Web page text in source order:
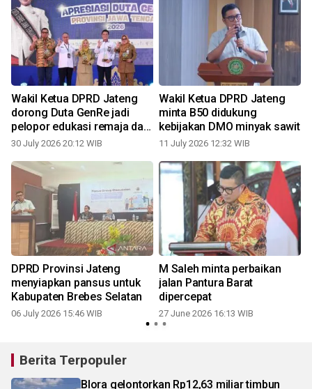
Wakil Ketua DPRD Jateng
dorong Duta GenRe jadi
pelopor edukasi remaja dan
agen pembangunan
30 July 2026 20:12 WIB
Wakil Ketua DPRD Jateng
minta B50 didukung
kebijakan DMO minyak sawit
11 July 2026 12:32 WIB
DPRD Provinsi Jateng
menyiapkan pansus untuk
Kabupaten Brebes Selatan
06 July 2026 15:46 WIB
M Saleh minta perbaikan
jalan Pantura Barat
dipercepat
27 June 2026 16:13 WIB
Berita Terpopuler
Blora gelontorkan Rp12,63 miliar timbun